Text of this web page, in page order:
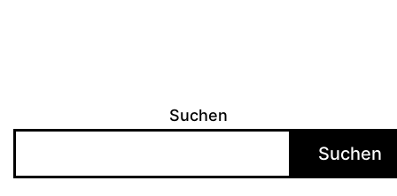
Suchen
Suchen